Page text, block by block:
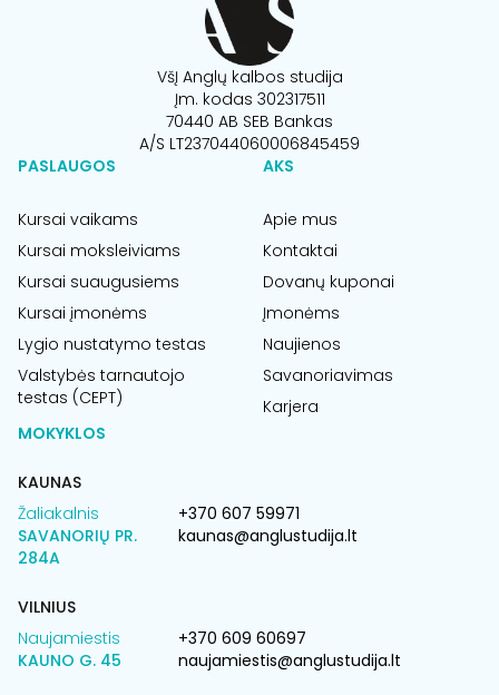
VšĮ Anglų kalbos studija
Įm. kodas 302317511
70440 AB SEB Bankas
A/S LT237044060006845459
PASLAUGOS
Kursai vaikams
Kursai moksleiviams
Kursai suaugusiems
Kursai įmonėms
Lygio nustatymo testas
Valstybės tarnautojo
testas (CEPT)
AKS
Apie mus
Kontaktai
Dovanų kuponai
Įmonėms
Naujienos
Savanoriavimas
Karjera
MOKYKLOS
KAUNAS
Žaliakalnis
SAVANORIŲ PR.
284A
+370 607 59971
kaunas@anglustudija.lt
VILNIUS
Naujamiestis
KAUNO G. 45
+370 609 60697
naujamiestis@anglustudija.lt